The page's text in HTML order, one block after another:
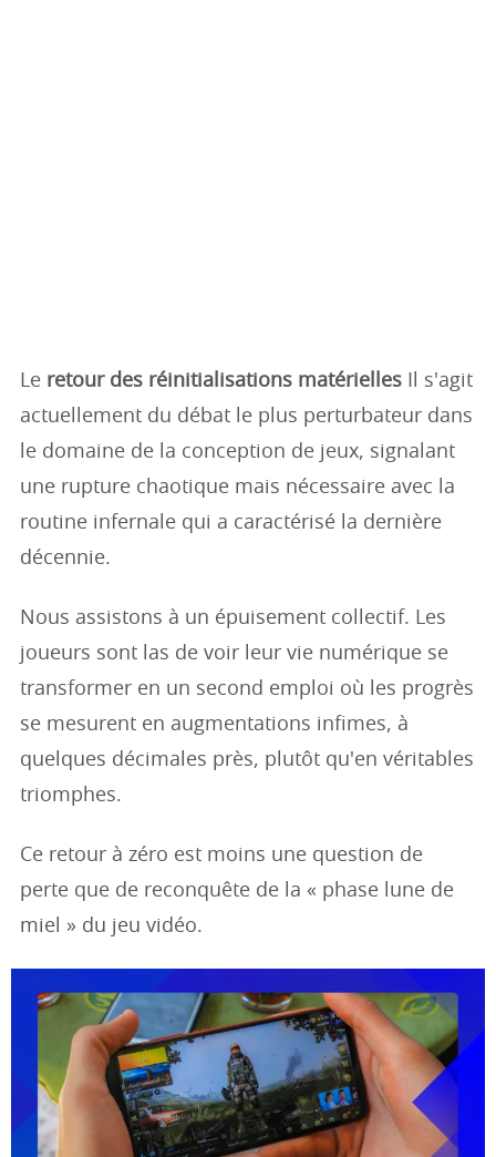
Le retour des réinitialisations matérielles Il s'agit
actuellement du débat le plus perturbateur dans
le domaine de la conception de jeux, signalant
une rupture chaotique mais nécessaire avec la
routine infernale qui a caractérisé la dernière
décennie.
Nous assistons à un épuisement collectif. Les
joueurs sont las de voir leur vie numérique se
transformer en un second emploi où les progrès
se mesurent en augmentations infimes, à
quelques décimales près, plutôt qu'en véritables
triomphes.
Ce retour à zéro est moins une question de
perte que de reconquête de la « phase lune de
miel » du jeu vidéo.